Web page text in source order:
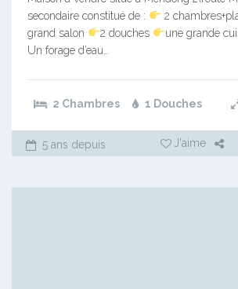
secondaire constitué de :
2
grand salon
2 douches
une grande
Un forage d’eau…
2 Chambres 1 Douches
5 ans depuis J'aime